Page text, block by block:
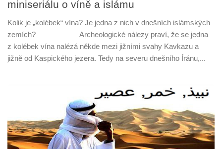
miniseriálu o víně a islámu
Kolik je „kolébek“ vína? Je jedna z nich v dnešních islámských
zemích? Archeologické nálezy praví, že se jedna
z kolébek vína nalézá někde mezi jižními svahy Kavkazu a
jižně od Kaspického jezera. Tedy na severu dnešního Íránu,...